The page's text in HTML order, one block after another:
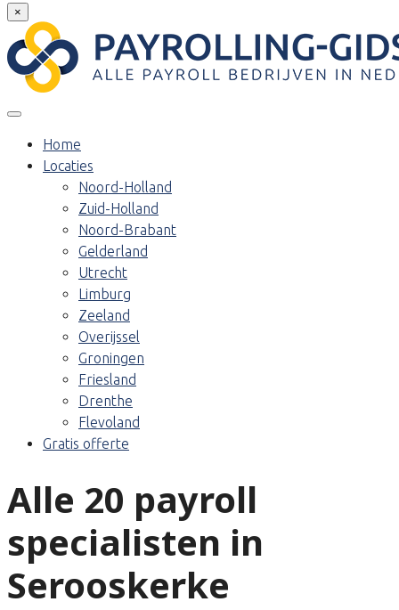
×
Home
Locaties
Noord-Holland
Zuid-Holland
Noord-Brabant
Gelderland
Utrecht
Limburg
Zeeland
Overijssel
Groningen
Friesland
Drenthe
Flevoland
Gratis offerte
Alle 20 payroll
specialisten in
Serooskerke